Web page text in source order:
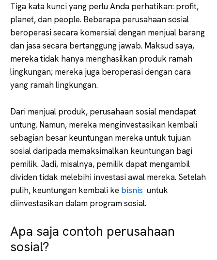
Tiga kata kunci yang perlu Anda perhatikan: profit,
planet, dan people. Beberapa perusahaan sosial
beroperasi secara komersial dengan menjual barang
dan jasa secara bertanggung jawab. Maksud saya,
mereka tidak hanya menghasilkan produk ramah
lingkungan; mereka juga beroperasi dengan cara
yang ramah lingkungan.
Dari menjual produk, perusahaan sosial mendapat
untung. Namun, mereka menginvestasikan kembali
sebagian besar keuntungan mereka untuk tujuan
sosial daripada memaksimalkan keuntungan bagi
pemilik. Jadi, misalnya, pemilik dapat mengambil
dividen tidak melebihi investasi awal mereka. Setelah
pulih, keuntungan kembali ke bisnis untuk
diinvestasikan dalam program sosial.
Apa saja contoh perusahaan
sosial?